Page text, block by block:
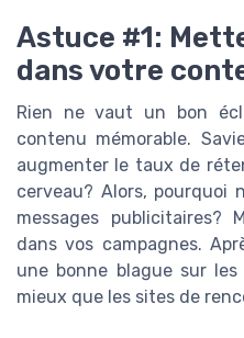
Astuce #1:
dans votre
Rien ne vaut un bon
contenu mémorable.
augmenter le taux de
cerveau? Alors, pourquoi
messages
dans vos campagnes.
une bonne blague sur
mieux que les sites de